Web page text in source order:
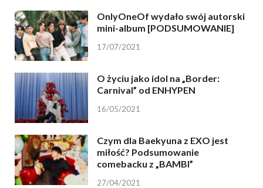
OnlyOneOf wydało swój autorski
mini-album [PODSUMOWANIE]
17/07/2021
O życiu jako idol na „Border:
Carnival” od ENHYPEN
16/05/2021
Czym dla Baekyuna z EXO jest
miłość? Podsumowanie
comebacku z „BAMBI”
27/04/2021